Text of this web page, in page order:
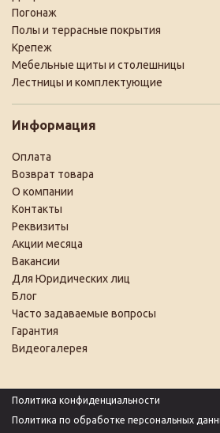
Погонаж
Полы и террасные покрытия
Крепеж
Мебельные щиты и столешницы
Лестницы и комплектующие
Информация
Оплата
Возврат товара
О компании
Контакты
Реквизиты
Акции месяца
Вакансии
Для Юридических лиц
Блог
Часто задаваемые вопросы
Гарантия
Видеогалерея
Политика конфиденциальности
Политика по обработке персональных